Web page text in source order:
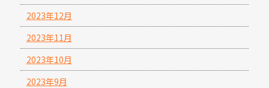
2023年12月
2023年11月
2023年10月
2023年9月